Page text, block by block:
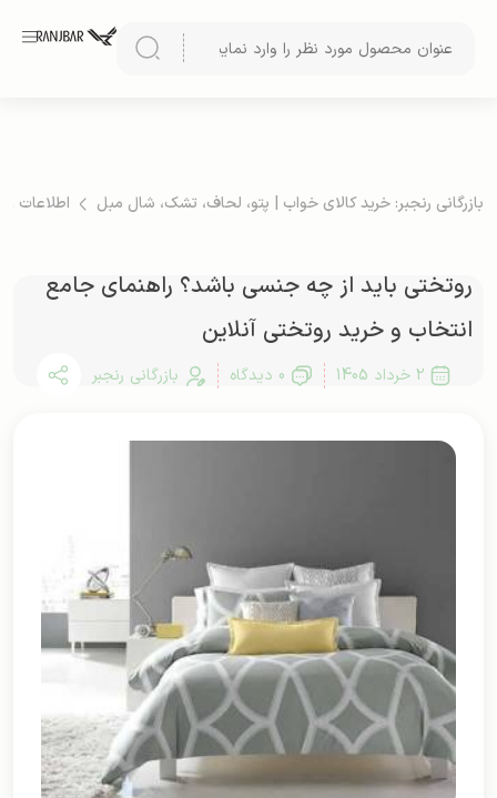
بازرگانی رنجبر: خرید کالای خواب | پتو، لحاف، تشک، شال مبل اطلاعات
روتختی باید از چه جنسی باشد؟ راهنمای جامع
انتخاب و خرید روتختی آنلاین
بازرگانی رنجبر